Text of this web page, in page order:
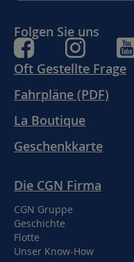
Oft Gestellte Frage
Fahrpläne (PDF)
La Boutique
Geschenkkarte
Die CGN Firma
CGN Gruppe
Geschichte
Flotte
Unser Know-How
Folgen Sie uns